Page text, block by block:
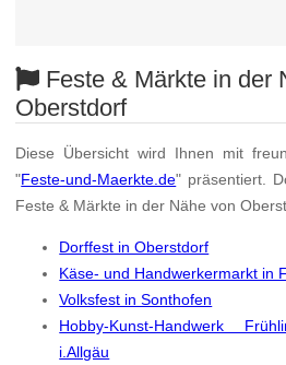
Feste & Märkte in der
Oberstdorf
Diese Übersicht wird Ihnen mit
"Feste-und-Maerkte.de" präsentiert.
Feste & Märkte in der Nähe von
Dorffest in Oberstdorf
Käse- und Handwerkermarkt in
Volksfest in Sonthofen
Hobby-Kunst-Handwerk
i.Allgäu